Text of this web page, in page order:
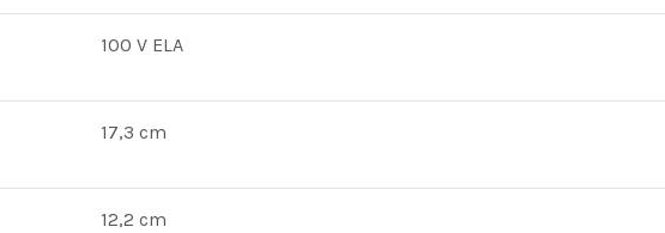
100 V ELA
17,3 cm
12,2 cm